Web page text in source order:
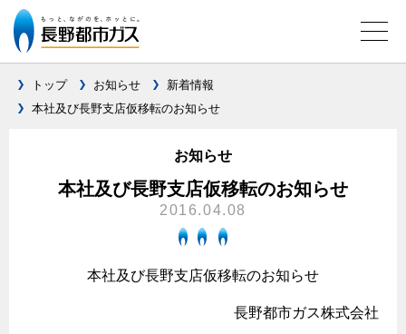
料金表
設備別に比較する
ガスコンロとIHクッキングヒーターの比較
私たちのリフォーム
トップ お知らせ
新着情報
本社及び長野支店仮移転のお知らせ
お知らせ
本社及び長野支店仮移転のお知らせ
2016.04.08
本社及び長野支店仮移転のお知らせ
長野都市ガス株式会社